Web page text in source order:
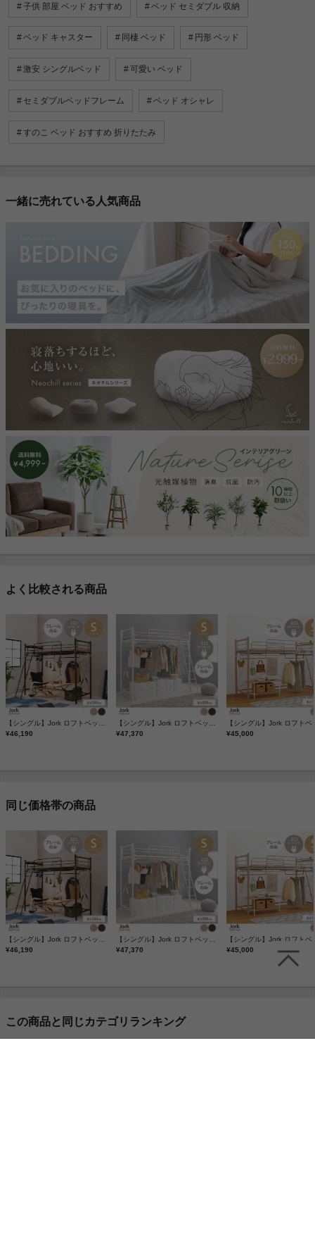
子供 部屋 ベッド おすすめ ベッド セミダブル 収納
ベッド キャスター 同棲 ベッド 円形 ベッド
激安 シングルベッド 可愛い ベッド
セミダブルベッドフレーム ベッド オシャレ
すのこ ベッド おすすめ 折りたたみ
一緒に売れている人気商品
よく比較される商品
¥46,190
¥47,370
¥45,000
同じ価格帯の商品
¥46,190
¥47,370
¥45,000
この商品と同じカテゴリランキング